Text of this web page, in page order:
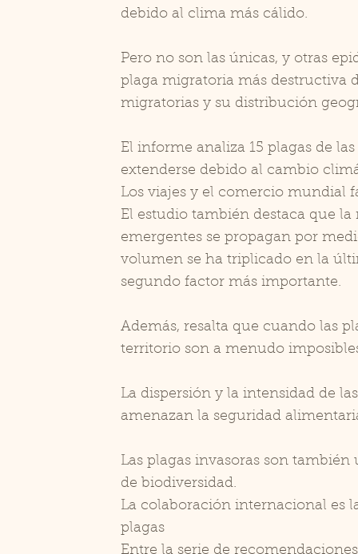
debido al clima más cálido.
Pero no son las únicas, y otras
plaga migratoria más destructiva
migratorias y su distribución
El informe analiza 15 plagas de
extenderse debido al cambio
Los viajes y el comercio mundial
El estudio también destaca que
emergentes se propagan por
volumen se ha triplicado en la
segundo factor más importante.
Además, resalta que cuando las
territorio son a menudo
La dispersión y la intensidad de
amenazan la seguridad
Las plagas invasoras son
de biodiversidad.
La colaboración internacional es
plagas
Entre la serie de